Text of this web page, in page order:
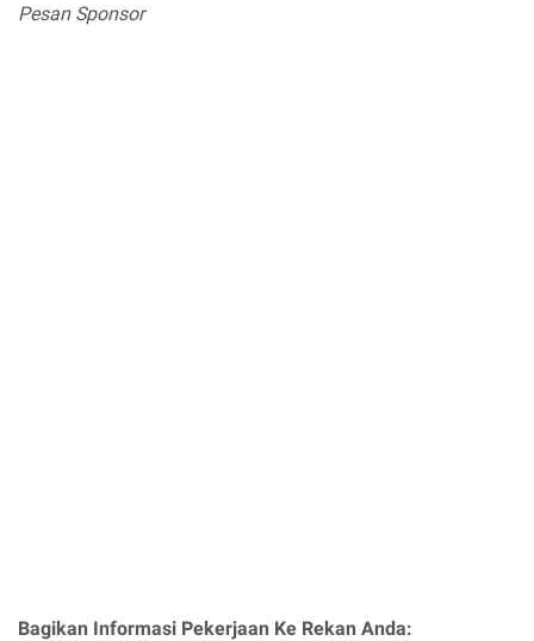
Pesan Sponsor
Bagikan Informasi Pekerjaan Ke Rekan Anda: